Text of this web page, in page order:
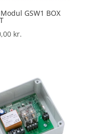
GSW1 BOX
kr.